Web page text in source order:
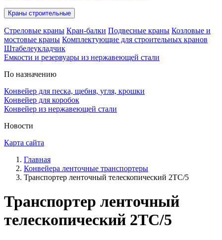
Краны строительные
Стреловые краны Кран-балки Подвесные краны Козловые и
мостовые краны Комплектующие для строительных кранов
Штабелеукладчик
Емкости и резервуары из нержавеющей стали
По назначению
Конвейер для песка, щебня, угля, крошки
Конвейер для коробок
Конвейер из нержавеющей стали
Новости
Карта сайта
Главная
Конвейера ленточные транспортеры
Транспортер ленточный телескопический 2ТС/5
Транспортер ленточный
телескопический 2ТС/5